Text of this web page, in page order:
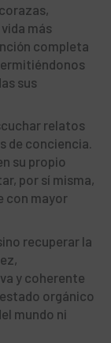
más
completa
sus
relatos
de conciencia.
su propio
por sí misma,
con mayor
recuperar la
y coherente
orgánico
mundo ni